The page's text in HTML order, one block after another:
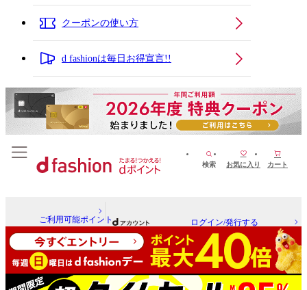
クーポンの使い方
d fashionは毎日お得宣言!!
検索 お気に入り カート
ご利用可能ポイント ログイン/発行する